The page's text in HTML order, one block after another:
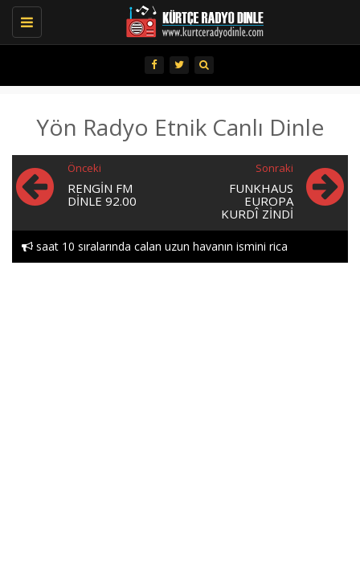
Toggle
navigation
Yön Radyo Etnik Canlı Dinle
Önceki
RENGIN FM
DINLE 92.00
Sonraki
FUNKHAUS
EUROPA
KURDÎ ZINDI
saat 10 sıralarında calan uzun havanın ismini rica